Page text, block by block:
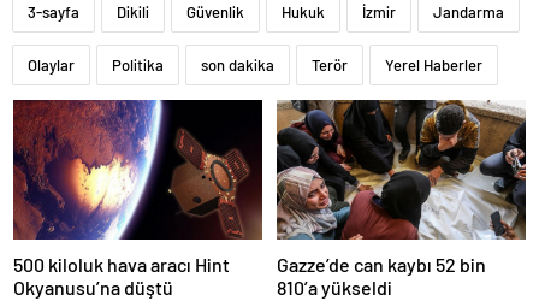
3-sayfa Dikili Güvenlik Hukuk İzmir Jandarma
Olaylar Politika son dakika Terör Yerel Haberler
500 kiloluk hava aracı Hint
Okyanusu’na düştü
Gazze’de can kaybı 52 bin
810’a yükseldi